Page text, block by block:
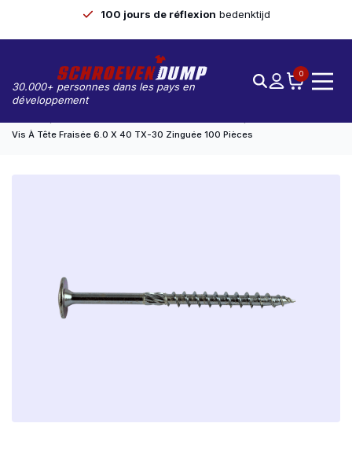
100 jours de réflexion bedenktijd
30.000+ personnes dans les pays en
développement
0
Vis À Tête Fraisée 6.0 X 40 TX-30 Zinguée 100 Pièces